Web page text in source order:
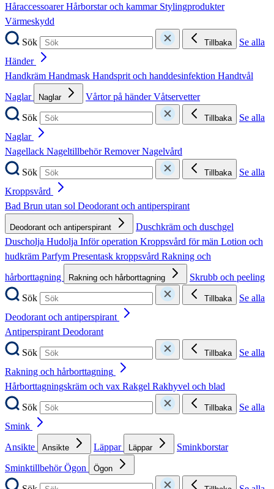
HåraccessoarerHårborstar och kammar Stylingprodukter
Värmeskydd
Sök
Tillbaka
Se alla
Händer
Handkräm Handmask Handsprit och handdesinfektion Handtvål
Naglar
Naglar Vårtor på händerVåtservetter
Sök
Tillbaka
Se alla
Naglar
Nagellack NageltillbehörRemoverNagelvård
Sök
Tillbaka
Se alla
Kroppsvård
Bad Brun utan sol Deodorant och antiperspirant
Deodorant och antiperspirant
Duschkräm och duschgel
Duscholja Hudolja Inför operation Kroppsvård för män Lotion och
hudkräm Parfym Presentask kroppsvård Rakning och
hårborttagning
Rakning och hårborttagning
Skrubb och peeling
Sök
Tillbaka
Se alla
Deodorant och antiperspirant
AntiperspirantDeodorant
Sök
Tillbaka
Se alla
Rakning och hårborttagning
Hårborttagningskräm och vax Rakgel Rakhyvel och blad
Sök
Tillbaka
Se alla
Smink
Ansikte
Ansikte Läppar Läppar
Sminkborstar
SminktillbehörÖgon Ögon